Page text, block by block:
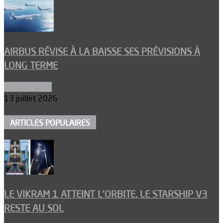
AIRBUS RÉVISE À LA BAISSE SES PRÉVISIONS À
LONG TERME
13 juillet 2026
ARTICLES POPULAIRES
LE VIKRAM 1 ATTEINT L’ORBITE, LE STARSHIP V3
RESTE AU SOL